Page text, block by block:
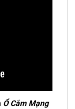
Ổ Cắm Mạng